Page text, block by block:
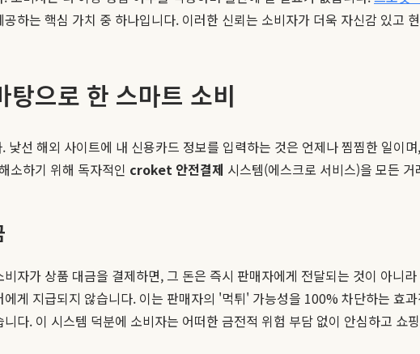
하는 핵심 가치 중 하나입니다. 이러한 신뢰는 소비자가 더욱 자신감 있고
으로 한 스마트 소비
선 해외 사이트에 내 신용카드 정보를 입력하는 것은 언제나 찜찜한 일이
소하기 위해 독자적인 croket 안전결제 시스템(에스크로 서비스)을 모든
자가 상품 대금을 결제하면, 그 돈은 즉시 판매자에게 전달되는 것이 아니
게 지급되지 않습니다. 이는 판매자의 '먹튀' 가능성을 100% 차단하는 효
다. 이 시스템 덕분에 소비자는 어떠한 금전적 위험 부담 없이 안심하고 쇼